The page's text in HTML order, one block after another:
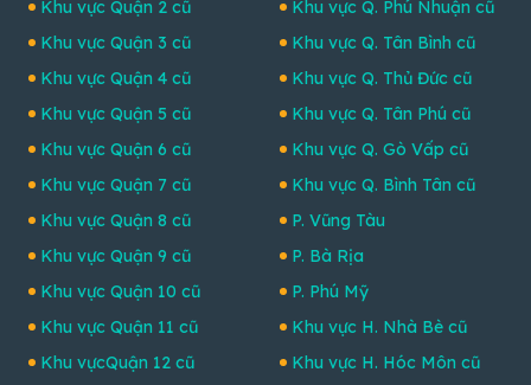
Khu vực Quận 2 cũ
Khu vực Quận 3 cũ
Khu vực Quận 4 cũ
Khu vực Quận 5 cũ
Khu vực Quận 6 cũ
Khu vực Quận 7 cũ
Khu vực Quận 8 cũ
Khu vực Quận 9 cũ
Khu vực Quận 10 cũ
Khu vực Quận 11 cũ
Khu vựcQuận 12 cũ
Khu vực Q. Phú Nhuận cũ
Khu vực Q. Tân Bình cũ
Khu vực Q. Thủ Đức cũ
Khu vực Q. Tân Phú cũ
Khu vực Q. Gò Vấp cũ
Khu vực Q. Bình Tân cũ
P. Vũng Tàu
P. Bà Rịa
P. Phú Mỹ
Khu vực H. Nhà Bè cũ
Khu vực H. Hóc Môn cũ